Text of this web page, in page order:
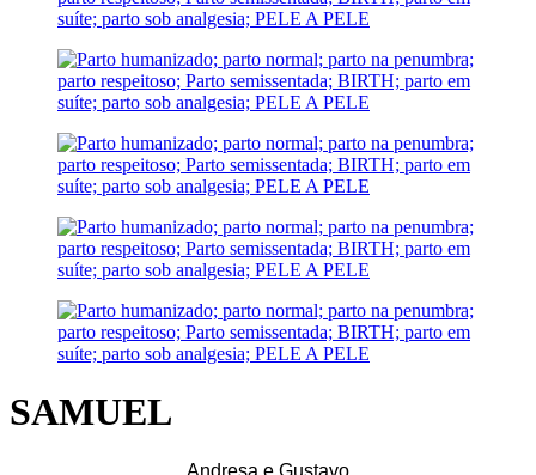
SAMUEL
Andresa e Gustavo